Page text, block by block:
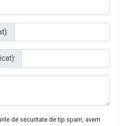
de securitate de tip spam, avem